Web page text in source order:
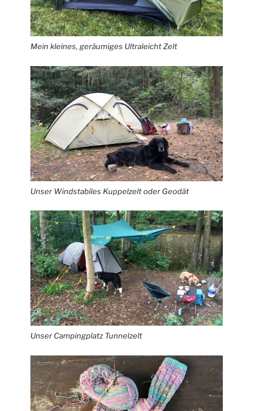
Mein kleines, geräumiges Ultraleicht Zelt
Unser Windstabiles Kuppelzelt oder Geodät
Unser Campingplatz Tunnelzelt